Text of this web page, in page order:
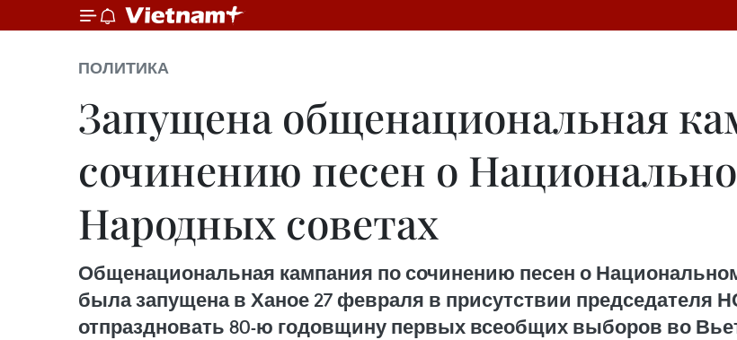
ПОЛИТИКА
Запущена общенациональная
сочинению песен о
Народных советах
Общенациональная кампания по сочинению песен о
была запущена в Ханое 27 февраля в присутствии
отпраздновать 80-ю годовщину первых всеобщих выборов во